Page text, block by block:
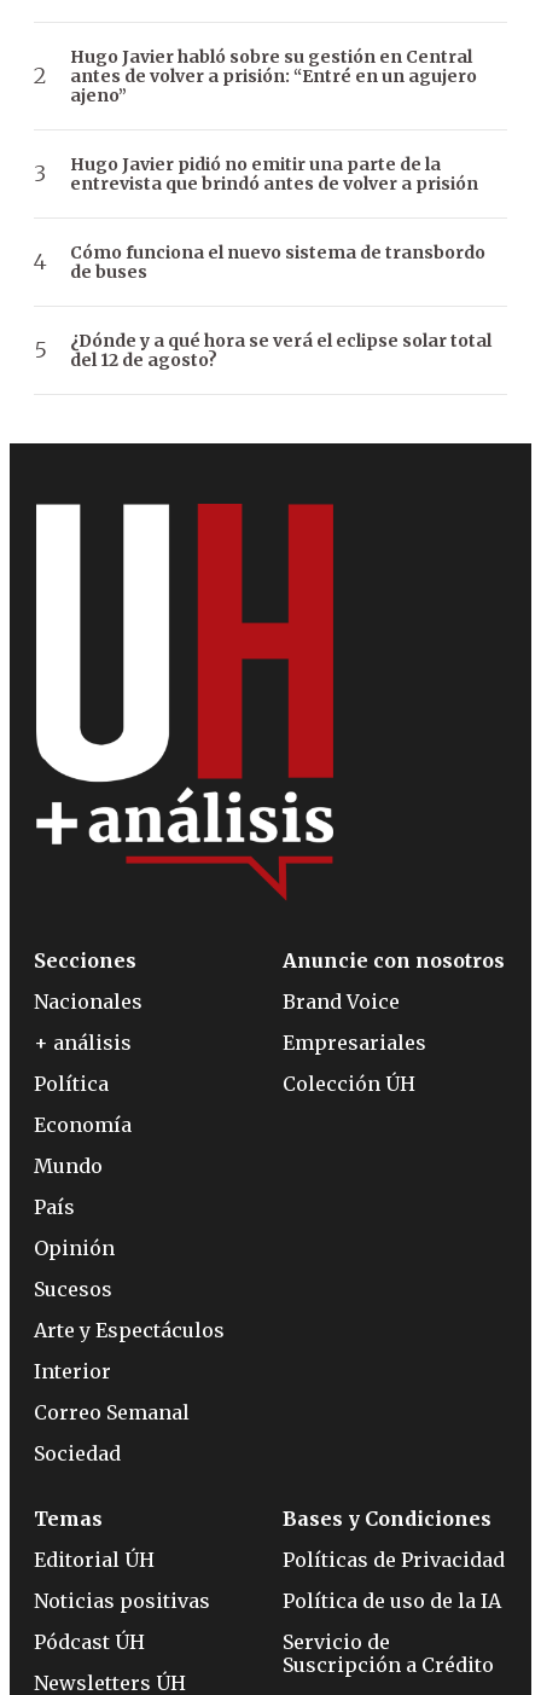
Hugo Javier habló sobre su gestión en Central
antes de volver a prisión: “Entré en un agujero
ajeno”
Hugo Javier pidió no emitir una parte de la
entrevista que brindó antes de volver a prisión
Cómo funciona el nuevo sistema de transbordo
de buses
¿Dónde y a qué hora se verá el eclipse solar total
del 12 de agosto?
Secciones
Nacionales
+ análisis
Política
Economía
Mundo
País
Opinión
Sucesos
Arte y Espectáculos
Interior
Correo Semanal
Sociedad
Anuncie con nosotros
Brand Voice
Empresariales
Colección ÚH
Temas
Editorial ÚH
Noticias positivas
Pódcast ÚH
Newsletters ÚH
Bases y Condiciones
Políticas de Privacidad
Política de uso de la IA
Servicio de
Suscripción a Crédito